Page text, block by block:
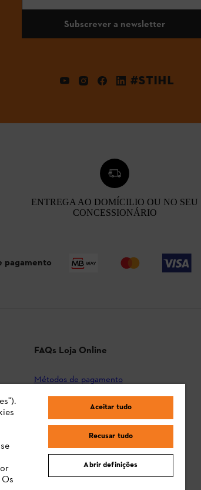
Subscrever a newsletter
#STIHL
ENTREGA AO DOMÍCILIO OU NO SEU
CONCESSIONÁRIO
pagamento
FAQs Loja Online
Métodos de pagamento
Envio e entrega
Devolução
STIHL Orange Deals
Aceitar tudo
Recusar tudo
Abrir definições